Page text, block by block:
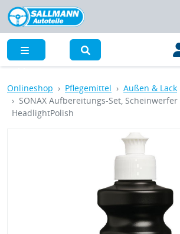
Onlineshop Pflegemittel
Außen & Lack
SONAX Aufbereitungs-Set, Scheinwerfer
HeadlightPolish